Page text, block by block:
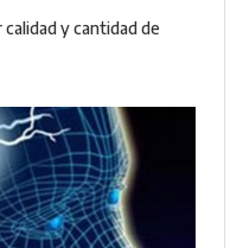
y cantidad de